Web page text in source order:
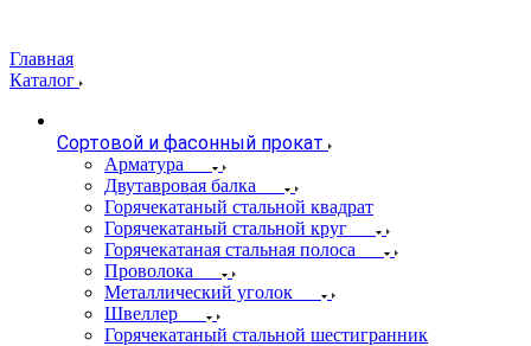
Главная
Каталог
Сортовой и фасонный прокат
Арматура
Двутавровая балка
Горячекатаный стальной квадрат
Горячекатаный стальной круг
Горячекатаная стальная полоса
Проволока
Металлический уголок
Швеллер
Горячекатаный стальной шестигранник